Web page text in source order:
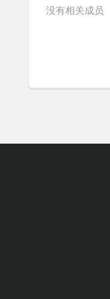
没有相关成员